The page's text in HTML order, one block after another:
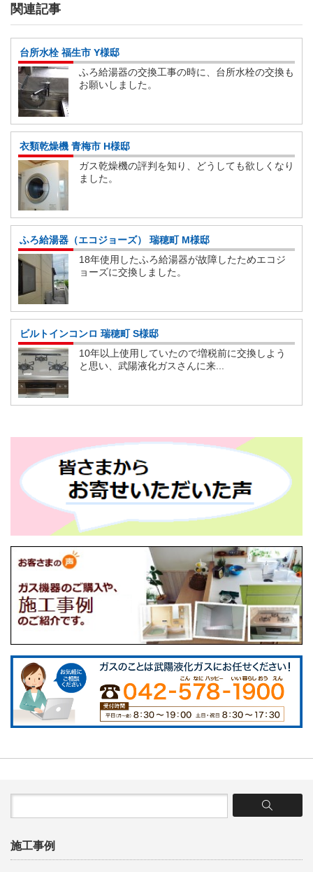
関連記事
台所水栓 福生市 Y様邸
ふろ給湯器の交換工事の時に、台所水栓の交換も
お願いしました。
衣類乾燥機 青梅市 H様邸
ガス乾燥機の評判を知り、どうしても欲しくなり
ました。
ふろ給湯器（エコジョーズ） 瑞穂町 M様邸
18年使用したふろ給湯器が故障したためエコジ
ョーズに交換しました。
ビルトインコンロ 瑞穂町 S様邸
10年以上使用していたので増税前に交換しよう
と思い、武陽液化ガスさんに来...
施工事例